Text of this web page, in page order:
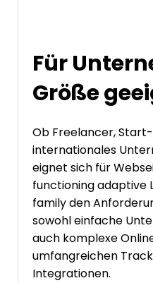
Für
Größe
Ob Freelancer,
internationales
eignet sich für
functioning adaptive
family den
sowohl einfache
auch komplexe
umfangreichen
Integrationen.